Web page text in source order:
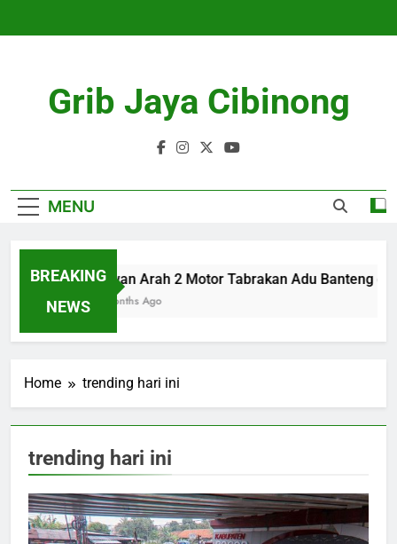
Grib Jaya Cibinong
MENU
BREAKING
NEWS
Lawan Arah 2 Motor Tabrakan Adu Banteng di
4 Months Ago
Home trending hari ini
trending hari ini